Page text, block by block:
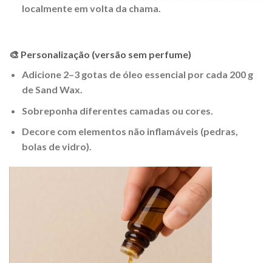
localmente em volta da chama.
🎨 Personalização (versão sem perfume)
Adicione 2–3 gotas de óleo essencial por cada 200 g
de Sand Wax.
Sobreponha diferentes camadas ou cores.
Decore com elementos não inflamáveis (pedras,
bolas de vidro).